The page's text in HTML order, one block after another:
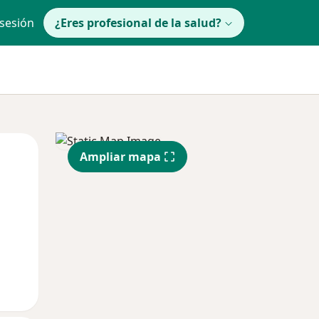
¿Eres profesional de la salud?
Mar
11 Ago
Mié
12 Ago
Ampliar mapa